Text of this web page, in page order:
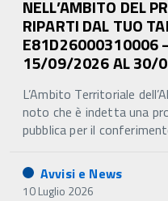
NELL’AMBITO DEL
RIPARTI DAL TUO
E81D26000310006
15/09/2026 AL 30/
L’Ambito Territoriale
noto che è indetta una
pubblica per il
Avvisi e News
10 Luglio 2026